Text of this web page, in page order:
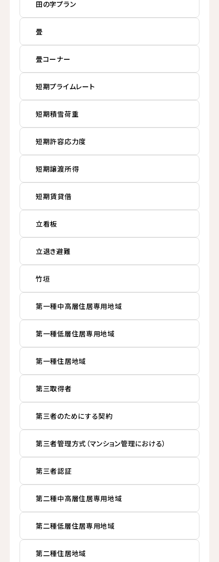
田の字プラン
畳
畳コーナー
短期プライムレート
短期積雪荷重
短期許容応力度
短期譲渡所得
短期賃貸借
立看板
立退き避難
竹垣
第一種中高層住居専用地域
第一種低層住居専用地域
第一種住居地域
第三取得者
第三者のためにする契約
第三者管理方式（マンション管理における）
第三者認証
第二種中高層住居専用地域
第二種低層住居専用地域
第二種住居地域